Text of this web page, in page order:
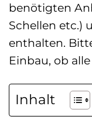
benötigten
Schellen etc.)
enthalten.
Einbau, ob
Inhalt